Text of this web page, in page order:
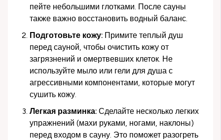
пейте небольшими глотками. После сауны
также важно восстановить водный баланс.
Подготовьте кожу: Примите теплый душ
перед сауной, чтобы очистить кожу от
загрязнений и омертвевших клеток. Не
используйте мыло или гели для душа с
агрессивными компонентами, которые могут
сушить кожу.
Легкая разминка: Сделайте несколько легких
упражнений (махи руками, ногами, наклоны)
перед входом в сауну. Это поможет разогреть